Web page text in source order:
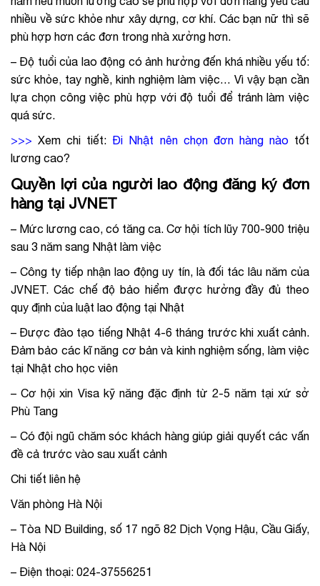
nhiều về sức khỏe như xây dựng, cơ khí. Các bạn nữ thì sẽ
phù hợp hơn các đơn trong nhà xưởng hơn.
– Độ tuổi của lao động có ảnh hưởng đến khá nhiều yếu tố:
sức khỏe, tay nghề, kinh nghiệm làm việc… Vì vậy bạn cần
lựa chọn công việc phù hợp với độ tuổi để tránh làm việc
quá sức.
>>> Xem chi tiết: Đi Nhật nên chọn đơn hàng nàotốt
lương cao?
Quyền lợi của người lao động đăng ký đơn
hàng tại JVNET
– Mức lương cao, có tăng ca. Cơ hội tích lũy 700-900 triệu
sau 3 năm sang Nhật làm việc
– Công ty tiếp nhận lao động uy tín, là đối tác lâu năm của
JVNET. Các chế độ bảo hiểm được hưởng đầy đủ theo
quy định của luật lao động tại Nhật
– Được đào tạo tiếng Nhật 4-6 tháng trước khi xuất cảnh.
Đảm bảo các kĩ năng cơ bản và kinh nghiệm sống, làm việc
tại Nhật cho học viên
– Cơ hội xin Visa kỹ năng đặc định từ 2-5 năm tại xứ sở
Phù Tang
– Có đội ngũ chăm sóc khách hàng giúp giải quyết các vấn
đề cả trước vào sau xuất cảnh
Chi tiết liên hệ
Văn phòng Hà Nội
– Tòa ND Building, số 17 ngõ 82 Dịch Vọng Hậu, Cầu Giấy,
Hà Nội
– Điện thoại: 024-37556251